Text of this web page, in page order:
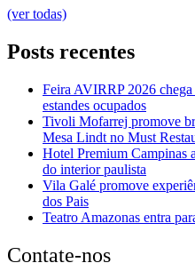
(ver todas)
Posts recentes
Feira AVIRRP 2026
estandes ocupados
Tivoli Mofarrej promove
Mesa Lindt no Must
Hotel Premium Campinas
do interior paulista
Vila Galé promove
dos Pais
Teatro Amazonas entra
Contate-nos